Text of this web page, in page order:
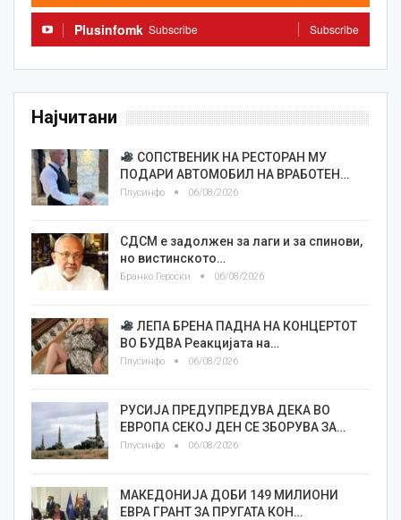
Plusinfomk Subscribe Subscribe
Најчитани
СОПСТВЕНИК НА РЕСТОРАН МУ
ПОДАРИ АВТОМОБИЛ НА ВРАБОТЕН…
Плусинфо 06/08/2026
СДСМ е задолжен за лаги и за спинови,
но вистинското…
Бранко Героски 06/08/2026
ЛЕПА БРЕНА ПАДНА НА КОНЦЕРТОТ
ВО БУДВА Реакцијата на…
Плусинфо 06/08/2026
РУСИЈА ПРЕДУПРЕДУВА ДЕКА ВО
ЕВРОПА СЕКОЈ ДЕН СЕ ЗБОРУВА ЗА…
Плусинфо 06/08/2026
МАКЕДОНИЈА ДОБИ 149 МИЛИОНИ
ЕВРА ГРАНТ ЗА ПРУГАТА КОН…